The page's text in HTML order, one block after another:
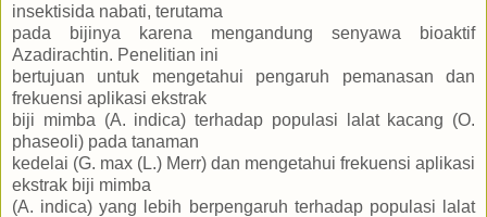
insektisida nabati, terutama
pada bijinya karena mengandung senyawa bioaktif
Azadirachtin. Penelitian ini
bertujuan untuk mengetahui pengaruh pemanasan dan
frekuensi aplikasi ekstrak
biji mimba (A. indica) terhadap populasi lalat kacang (O.
phaseoli) pada tanaman
kedelai (G. max (L.) Merr) dan mengetahui frekuensi aplikasi
ekstrak biji mimba
(A. indica) yang lebih berpengaruh terhadap populasi lalat